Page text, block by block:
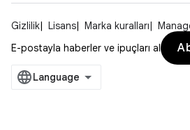
Gizlilik Lisans Marka kuralları
E-postayla haberler ve ipuçları al